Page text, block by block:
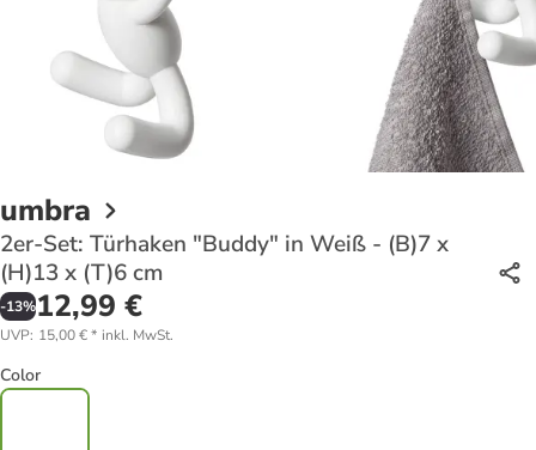
umbra
2er-Set: Türhaken "Buddy" in Weiß - (B)7 x
(H)13 x (T)6 cm
-13%12,99 €
UVP: 15,00 €* inkl. MwSt.
Color